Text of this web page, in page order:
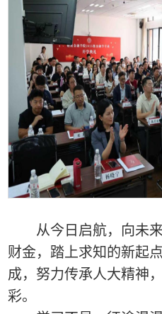
从今日启航，向未
财金， 踏上求知的新起
成， 努力传承人大精神
彩。